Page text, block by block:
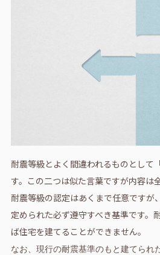
耐震等級とよく間違われるものとして
す。この二つは似た言葉ですが内容は
耐震等級の認定はあくまで任意ですが
定められた必ず遵守すべき基準です。
ば住宅を建てることができません。
なお、現行の耐震基準のもと建てられ